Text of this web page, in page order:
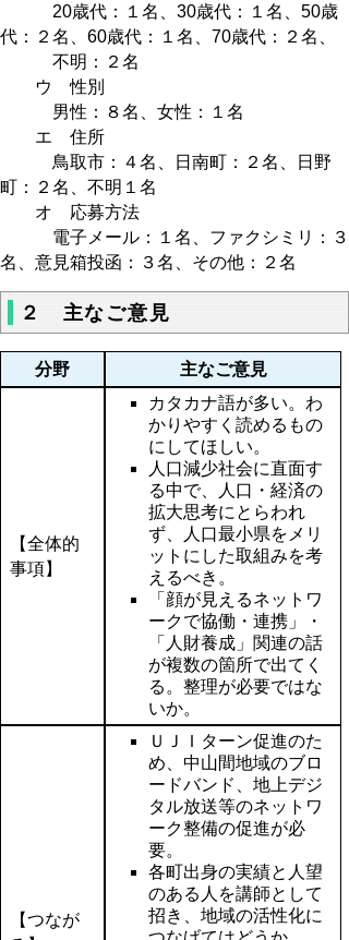
20歳代：１名、30歳代：１名、50歳
代：２名、60歳代：１名、70歳代：２名、
不明：２名
ウ 性別
男性：８名、女性：１名
エ 住所
鳥取市：４名、日南町：２名、日野
町：２名、不明１名
オ 応募方法
電子メール：１名、ファクシミリ：３
名、意見箱投函：３名、その他：２名
２ 主なご意見
分野 主なご意見
【全体的
事項】
カタカナ語が多い。わ
かりやすく読めるもの
にしてほしい。
人口減少社会に直面す
る中で、人口・経済の
拡大思考にとらわれ
ず、人口最小県をメリ
ットにした取組みを考
えるべき。
「顔が見えるネットワ
ークで協働・連携」・
「人財養成」関連の話
が複数の箇所で出てく
る。整理が必要ではな
いか。
【つなが
ＵＪＩターン促進のた
め、中山間地域のブロ
ードバンド、地上デジ
タル放送等のネットワ
ーク整備の促進が必
要。
各町出身の実績と人望
のある人を講師として
招き、地域の活性化に